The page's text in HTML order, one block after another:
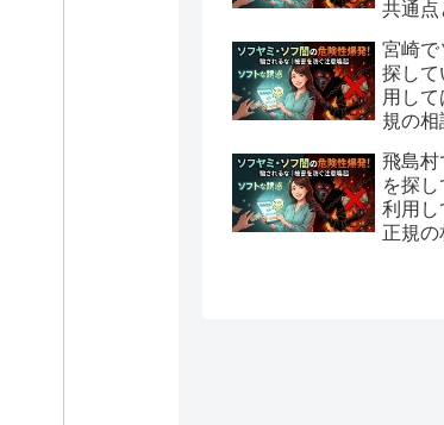
共通点
宮崎で
探して
用し
規の相
飛島村
を探
利用し
正規